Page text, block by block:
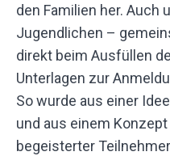
den Familien her. Auch
Jugendlichen –
direkt beim Ausfüllen
Unterlagen zur
So wurde aus einer
und aus einem
begeisterter